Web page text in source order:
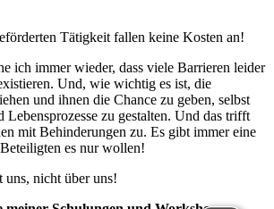
Tätigkeit fallen keine Kosten an!
ich immer wieder, dass viele Barrieren leider
Und, wie wichtig es ist, die
und ihnen die Chance zu geben, selbst
Lebensprozesse zu gestalten. Und das trifft
mit Behinderungen zu. Es gibt immer eine
es nur wollen!
nicht über uns!